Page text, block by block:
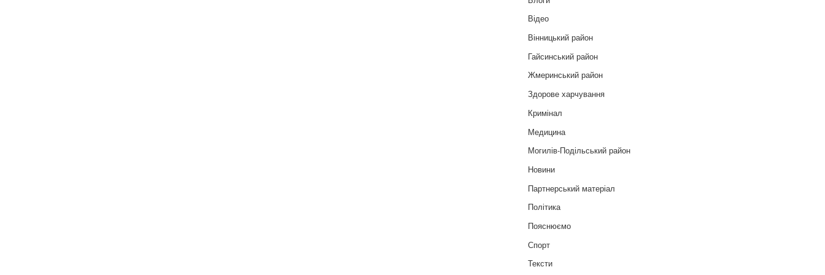
Відео
Вінницький район
Гайсинський район
Жмеринський район
Здорове харчування
Кримінал
Медицина
Могилів-Подільський район
Новини
Партнерський матеріал
Політика
Пояснюємо
Спорт
Тексти